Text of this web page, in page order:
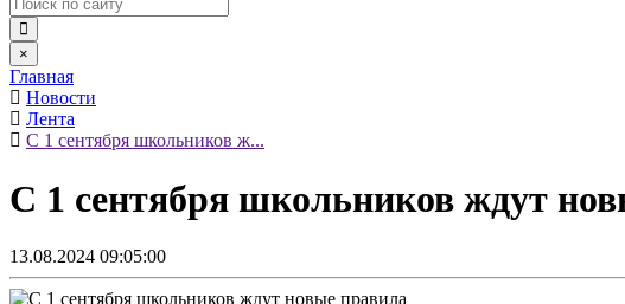
×
Главная
Новости
Лента
С 1 сентября школьников ж...
С 1 сентября школьников ждут
13.08.2024 09:05:00